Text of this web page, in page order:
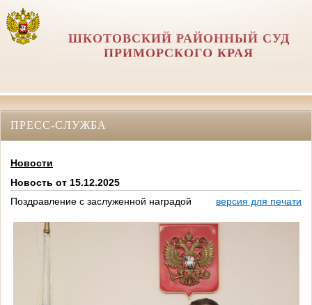
ШКОТОВСКИЙ РАЙОННЫЙ СУД
ПРИМОРСКОГО КРАЯ
ПРЕСС-СЛУЖБА
Новости
Новость от 15.12.2025
Поздравление с заслуженной наградой
версия для печати